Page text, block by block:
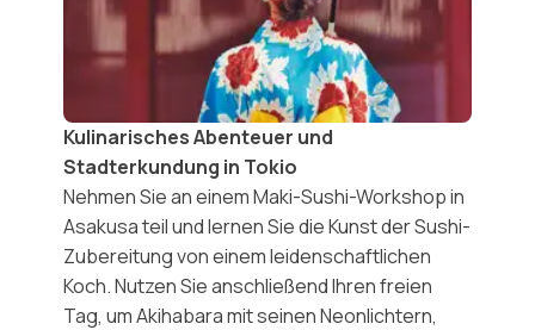
Kulinarisches Abenteuer und
Stadterkundung in Tokio
Nehmen Sie an einemMaki-Sushi-Workshopin
Asakusa teil und lernen Sie die Kunst derSushi-
Zubereitungvon einem leidenschaftlichen
Koch. Nutzen Sie anschließend Ihren freien
Tag, um Akihabara mit seinen Neonlichtern,